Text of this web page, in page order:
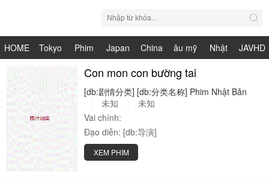
HOME
Tokyo
Hot
Phim
Nhật
Bản
Japan
HDV
China
live
âu mỹ
Nhật
JAVHD
Con mon con bường tai
[db:剧情分类] [db:分类名称] Phim Nhật Bản
未知
未知
Vai chính:
Đạo diễn: [db:导演]
XEM PHIM